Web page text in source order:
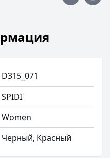
D315_071
SPIDI
Women
Черный, Красный